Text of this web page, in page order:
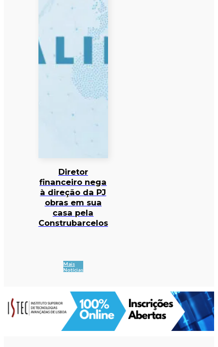
Diretor
financeiro nega
à direção da PJ
obras em sua
casa pela
Construbarcelos
Mais
Notícias